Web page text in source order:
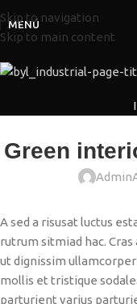
Skip to navigation
Skip to main content
MENÚ
Green
Admin
A sed a risusat luctus
rutrum sitmiad hac.
ut dignissim
mollis et tristique
parturient varius